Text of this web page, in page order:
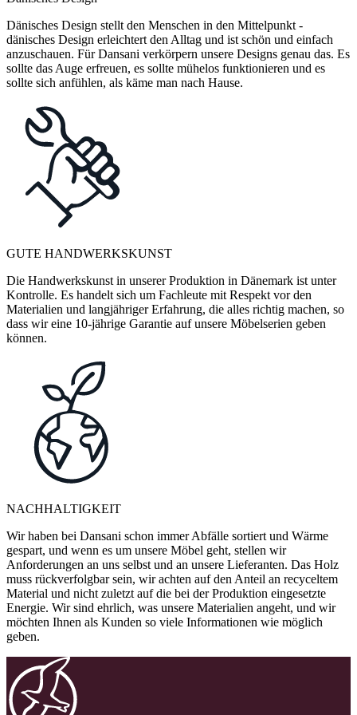
Dänisches Design stellt den Menschen in den Mittelpunkt -
dänisches Design erleichtert den Alltag und ist schön und einfach
anzuschauen. Für Dansani verkörpern unsere Designs genau das. Es
sollte das Auge erfreuen, es sollte mühelos funktionieren und es
sollte sich anfühlen, als käme man nach Hause.
GUTE HANDWERKSKUNST
Die Handwerkskunst in unserer Produktion in Dänemark ist unter
Kontrolle. Es handelt sich um Fachleute mit Respekt vor den
Materialien und langjähriger Erfahrung, die alles richtig machen, so
dass wir eine 10-jährige Garantie auf unsere Möbelserien geben
können.
NACHHALTIGKEIT
Wir haben bei Dansani schon immer Abfälle sortiert und Wärme
gespart, und wenn es um unsere Möbel geht, stellen wir
Anforderungen an uns selbst und an unsere Lieferanten. Das Holz
muss rückverfolgbar sein, wir achten auf den Anteil an recyceltem
Material und nicht zuletzt auf die bei der Produktion eingesetzte
Energie. Wir sind ehrlich, was unsere Materialien angeht, und wir
möchten Ihnen als Kunden so viele Informationen wie möglich
geben.